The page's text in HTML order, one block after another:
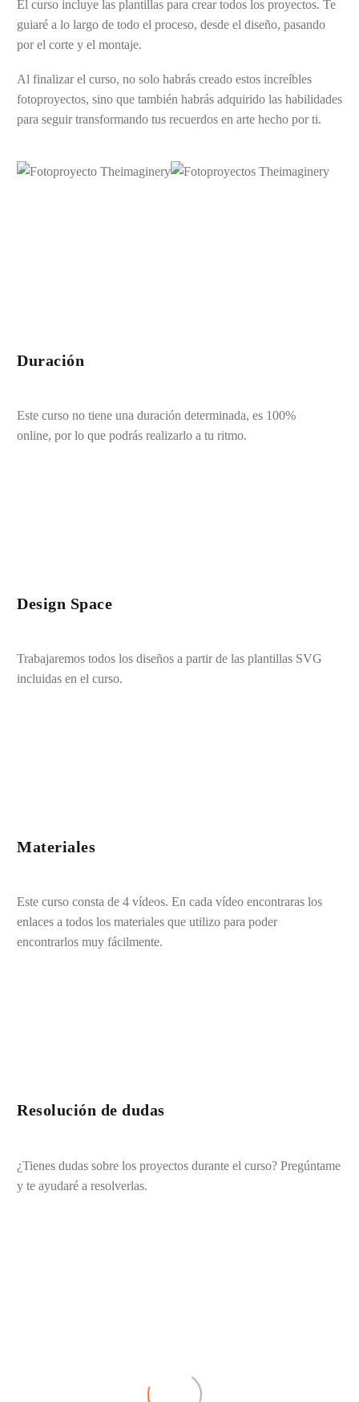
El curso incluye las plantillas para crear todos los proyectos. Te
guiaré a lo largo de todo el proceso, desde el diseño, pasando
por el corte y el montaje.
Al finalizar el curso, no solo habrás creado estos increíbles
fotoproyectos, sino que también habrás adquirido las habilidades
para seguir transformando tus recuerdos en arte hecho por ti.
Duración
Este curso no tiene una duración determinada, es 100%
online, por lo que podrás realizarlo a tu ritmo.
Design Space
Trabajaremos todos los diseños a partir de las plantillas SVG
incluidas en el curso.
Materiales
Este curso consta de 4 vídeos. En cada vídeo encontraras los
enlaces a todos los materiales que utilizo para poder
encontrarlos muy fácilmente.
Resolución de dudas
¿Tienes dudas sobre los proyectos durante el curso? Pregúntame
y te ayudaré a resolverlas.